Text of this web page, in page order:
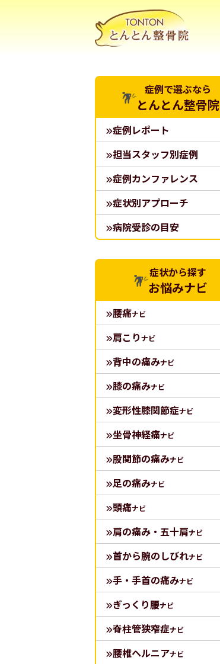
症例で選ぶなら
とんとん整骨院
症例レポート
担当スタッフ別症例
症例カンファレンス
症状別アプローチ
病院受診の目安
症状から探す
お悩みナビ
腰痛ナビ
肩こり ナビ
背中の痛みナビ
膝の痛みナビ
変形性膝関節症ナビ
坐骨神経痛ナビ
股関節の痛みナビ
足の痛みナビ
頭痛ナビ
肩の痛み・五十肩ナビ
首から腕のしびれナビ
手・手首の痛みナビ
ぎっくり腰ナビ
脊柱管狭窄症ナビ
腰椎ヘルニアナビ